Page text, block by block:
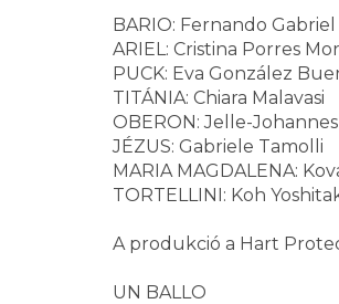
BARIO: Fernando Gabriel
ARIEL: Cristina Porres
PUCK: Eva González
TITÁNIA: Chiara Malavasi
OBERON: Jelle-
JÉZUS: Gabriele Tamolli
MARIA MAGDALENA:
TORTELLINI: Koh
A produkció a Hart
UN BALLO